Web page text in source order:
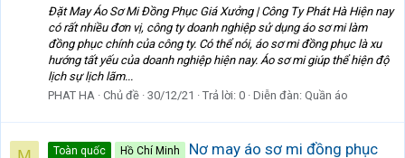
Đặt May Áo Sơ Mi Đồng Phục Giá Xưởng | Công Ty Phát Hà Hiện nay
có rất nhiều đơn vị, công ty doanh nghiệp sử dụng áo sơ mi làm
đồng phục chính của công ty. Có thể nói, áo sơ mi đồng phục là xu
hướng tất yếu của doanh nghiệp hiện nay. Áo sơ mi giúp thể hiện độ
lịch sự lịch lãm...
PHAT HA Chủ đề 30/12/21 Trả lời: 0 Diễn đàn: Quần áo
Toàn quốc Hồ Chí Minh Nơ may áo sơ mi đồng phục